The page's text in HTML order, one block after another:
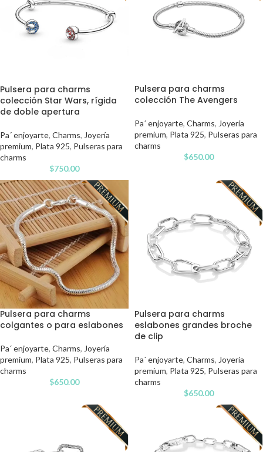
Pulsera para charms
colección Star Wars, rígida
de doble apertura
Pa´ enjoyarte, Charms, Joyería
premium, Plata 925, Pulseras para
charms
$750.00
Pulsera para charms
colección The Avengers
Pa´ enjoyarte, Charms, Joyería
premium, Plata 925, Pulseras para
charms
$650.00
Pulsera para charms
colgantes o para eslabones
Pa´ enjoyarte, Charms, Joyería
premium, Plata 925, Pulseras para
charms
$650.00
Pulsera para charms
eslabones grandes broche
de clip
Pa´ enjoyarte, Charms, Joyería
premium, Plata 925, Pulseras para
charms
$650.00